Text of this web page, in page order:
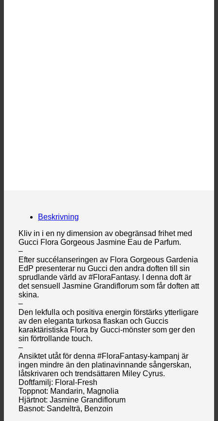
Beskrivning
Kliv in i en ny dimension av obegränsad frihet med
Gucci Flora Gorgeous Jasmine Eau de Parfum.
–
Efter succélanseringen av Flora Gorgeous Gardenia
EdP presenterar nu Gucci den andra doften till sin
sprudlande värld av #FloraFantasy. I denna doft är
det sensuell Jasmine Grandiflorum som får doften att
skina.
–
Den lekfulla och positiva energin förstärks ytterligare
av den eleganta turkosa flaskan och Guccis
karaktäristiska Flora by Gucci-mönster som ger den
sin förtrollande touch.
–
Ansiktet utåt för denna #FloraFantasy-kampanj är
ingen mindre än den platinavinnande sångerskan,
låtskrivaren och trendsättaren Miley Cyrus.
Doftfamilj: Floral-Fresh
Toppnot: Mandarin, Magnolia
Hjärtnot: Jasmine Grandiflorum
Basnot: Sandelträ, Benzoin